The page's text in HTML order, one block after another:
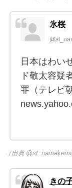
氷桜
日本はわい
ド敬太容疑
罪（テレビ
（出典
きの